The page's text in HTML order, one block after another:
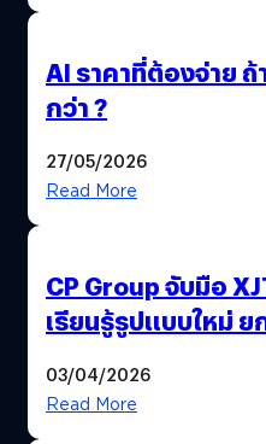
AI ราคาที่ต้องจ่าย ถ้
กว่า ?
27/05/2026
Read More
CP Group จับมือ
เรียนรู้รูปแบบใหม่
03/04/2026
Read More